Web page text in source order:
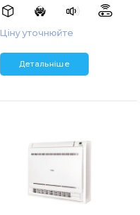
Ціну уточнюйте
Детальніше